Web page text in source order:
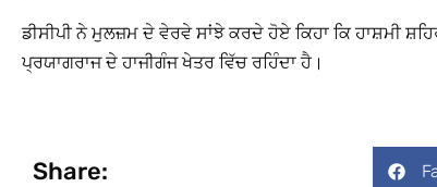
ਡੀਸੀਪੀ ਨੇ ਮੁਲਜ਼ਮ ਦੇ ਵੇਰਵੇ ਸਾਂਝੇ ਕਰਦੇ ਹੋਏ ਕਿਹਾ ਕਿ ਹਾਸ਼ਮੀ
ਪ੍ਰਯਾਗਰਾਜ ਦੇ ਹਾਜੀਗੰਜ ਖੇਤਰ ਵਿੱਚ ਰਹਿੰਦਾ ਹੈ।
Share: